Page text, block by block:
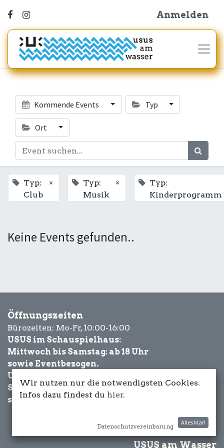
Anmelden
Kommende Events Typ
Ort
Typ:
Club
×
Typ:
Musik
×
Typ:
Kinderprogramm
Keine Events gefunden..
Öffnungszeiten
Bürozeiten: Mo-Fr, 10:00-16:00
USUS im Schauspielhaus:
Mittwoch bis Samstag: ab 18 Uhr
sowie Eventbezogen.
USUS am Wasser:
Schönwetter-
sowie Eventbezogen.
USUS am Wasser
Wir nutzen nur die notwendigsten Cookies.
Infos dazu findest du hier.
Datenschutzvereinbarung
Alles klar!